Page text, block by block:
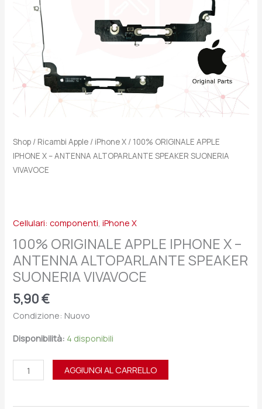
Shop / Ricambi Apple / iPhone X / 100% ORIGINALE APPLE
IPHONE X – ANTENNA ALTOPARLANTE SPEAKER SUONERIA
VIVAVOCE
Cellulari: componenti,iPhone X
100% ORIGINALE APPLE IPHONE X –
ANTENNA ALTOPARLANTE SPEAKER
SUONERIA VIVAVOCE
5,90€
Condizione: Nuovo
Disponibilità: 4 disponibili
SUONERIA
VIVAVOCE
quantità
AGGIUNGI AL CARRELLO